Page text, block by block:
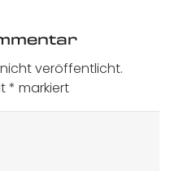
veröffentlicht.
* markiert